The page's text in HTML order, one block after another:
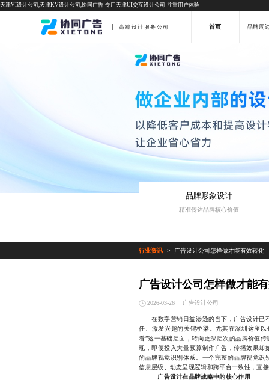
天津VI设计公司,天津KV设计公司,协同广告-专用天津UI交互设计公司-注重用户体验
高端设计服务公司 首页 品牌周
品牌形象设计
精准传达品牌核心价值
行业资讯 > 广告设计公司怎样做才能有效转化
广告设计公司怎样做才能
2026-03-26 广告设计公司
在数字营销日益渗透的当下，广告设计已
任、激发兴趣的关键桥梁。尤其在深圳这座
看”这一基础层面，转向更深层次的品牌价值
现，即便投入大量预算制作广告，传播效果
的品牌视觉识别体系。一个完整的品牌视觉
信息层级、动态呈现逻辑和跨平台一致性，直
广告设计在品牌战略中的核心作用